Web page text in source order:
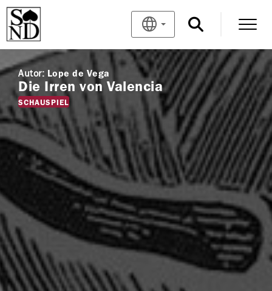
Autor: Lope de Vega
Die Irren von Valencia
SCHAUSPIEL